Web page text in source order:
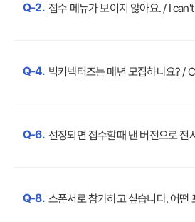
Q-2. 접수 메뉴가 보이지 않아요. / I
Q-4. 빅커넥터즈는 매년 모집하나요?
Q-6. 선정되면 접수할때 낸 버전으로
Q-8. 스폰서로 참가하고 싶습니다. 어